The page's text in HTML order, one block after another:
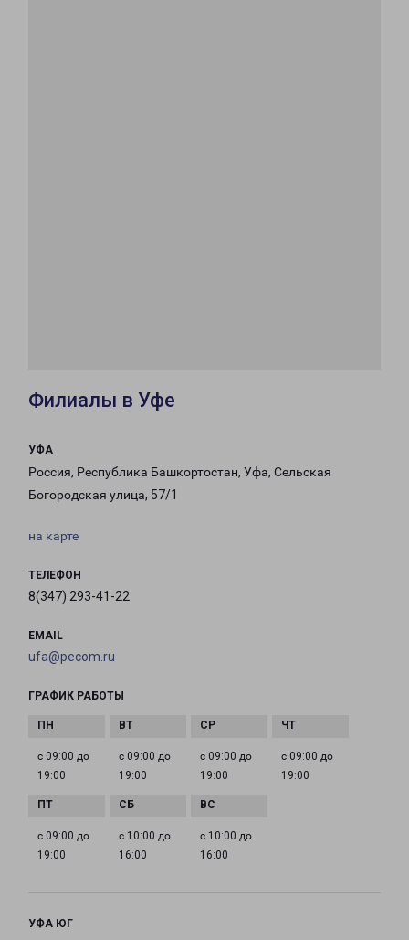
Филиалы в Уфе
УФА
Россия, Республика Башкортостан, Уфа, Сельская
Богородская улица, 57/1
на карте
ТЕЛЕФОН
8(347) 293-41-22
EMAIL
ufa@pecom.ru
ГРАФИК РАБОТЫ
с 09:00 до
19:00
с 09:00 до
19:00
с 09:00 до
19:00
с 09:00 до
19:00
с 09:00 до
19:00
с 10:00 до
16:00
с 10:00 до
16:00
УФА ЮГ